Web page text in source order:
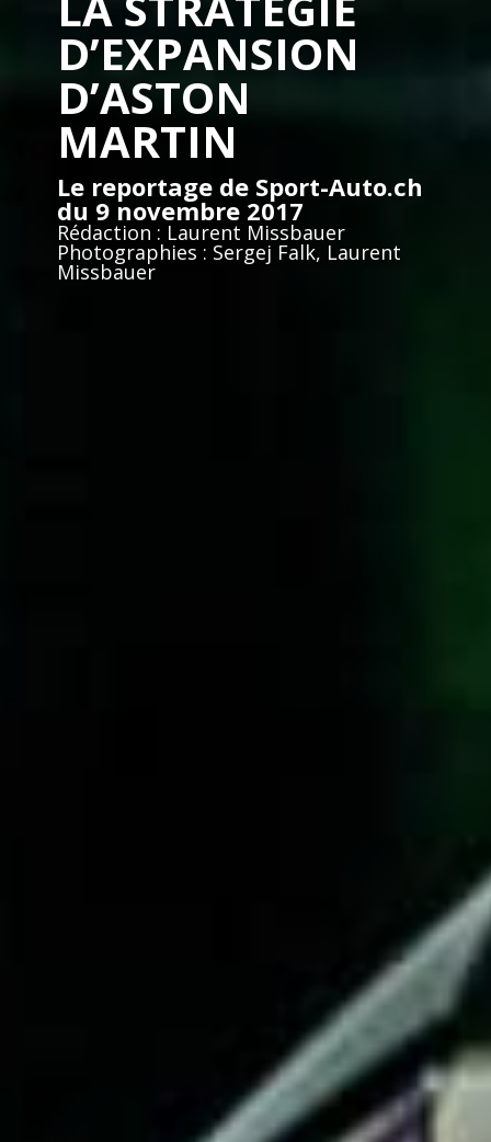
D’EXPANSION
D’ASTON
MARTIN
Le reportage de Sport-Auto.ch
du 9 novembre 2017
Rédaction : Laurent Missbauer
Photographies : Sergej Falk, Laurent
Missbauer